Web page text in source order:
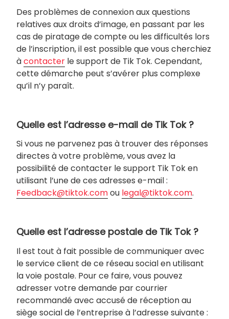
Des problèmes de connexion aux questions
relatives aux droits d’image, en passant par les
cas de piratage de compte ou les difficultés lors
de l’inscription, il est possible que vous cherchiez
àcontacter le support de Tik Tok. Cependant,
cette démarche peut s’avérer plus complexe
qu’il n’y paraît.
Quelle est l’adresse e-mail de Tik Tok ?
Si vous ne parvenez pas à trouver des réponses
directes à votre problème, vous avez la
possibilité de contacter le support Tik Tok en
utilisant l’une de ces adresses e-mail :
Feedback@tiktok.comou legal@tiktok.com.
Quelle est l’adresse postale de Tik Tok ?
Il est tout à fait possible de communiquer avec
le service client de ce réseau social en utilisant
la voie postale. Pour ce faire, vous pouvez
adresser votre demande par courrier
recommandé avec accusé de réception au
siège social de l’entreprise à l’adresse suivante :